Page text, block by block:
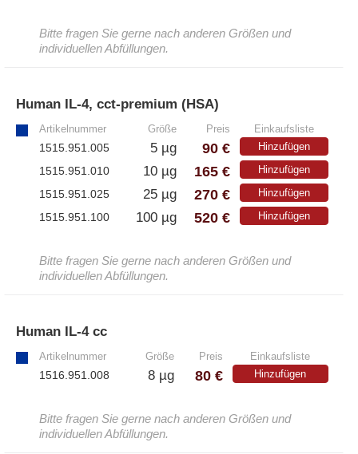
Bitte fragen Sie gerne nach anderen Größen und
individuellen Abfüllungen.
Human IL-4, cct-premium (HSA)
Artikelnummer Größe Preis Einkaufsliste
1515.951.005 5 µg 90 € Hinzufügen
1515.951.010 10 µg 165 € Hinzufügen
1515.951.025 25 µg 270 € Hinzufügen
1515.951.100 100 µg 520 € Hinzufügen
Bitte fragen Sie gerne nach anderen Größen und
individuellen Abfüllungen.
Human IL-4 cc
Artikelnummer Größe Preis Einkaufsliste
1516.951.008 8 µg 80 € Hinzufügen
Bitte fragen Sie gerne nach anderen Größen und
individuellen Abfüllungen.